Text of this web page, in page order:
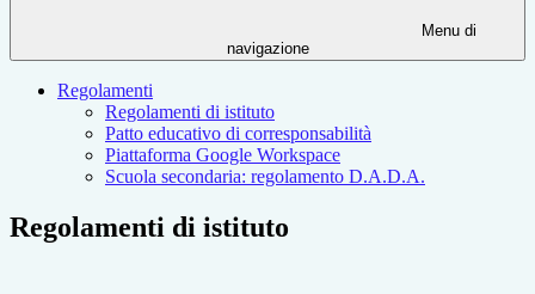
Menu di
navigazione
Regolamenti
Regolamenti di istituto
Patto educativo di corresponsabilità
Piattaforma Google Workspace
Scuola secondaria: regolamento D.A.D.A.
Regolamenti di istituto